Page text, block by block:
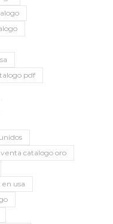
pdf
venta catalogo oro
usa